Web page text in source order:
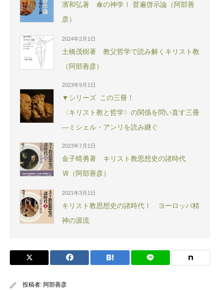
濱和弘著 傘の神学Ⅰ 普遍啓示論（阿部善
彦）
2024年2月1日
土橋茂樹著 教父哲学で読み解くキリスト教
（阿部善彦）
2023年9月1日
▼シリーズ この三冊！
〈キリスト教と哲学〉の関係を問い直す三冊
―ミシェル・アンリを読み継ぐ
2023年7月1日
金子晴勇著 キリスト教思想史の諸時代
Ⅶ（阿部善彦）
2021年3月1日
キリスト教思想史の諸時代Ⅰ ヨーロッパ精
神の源流
投稿者: 阿部善彦